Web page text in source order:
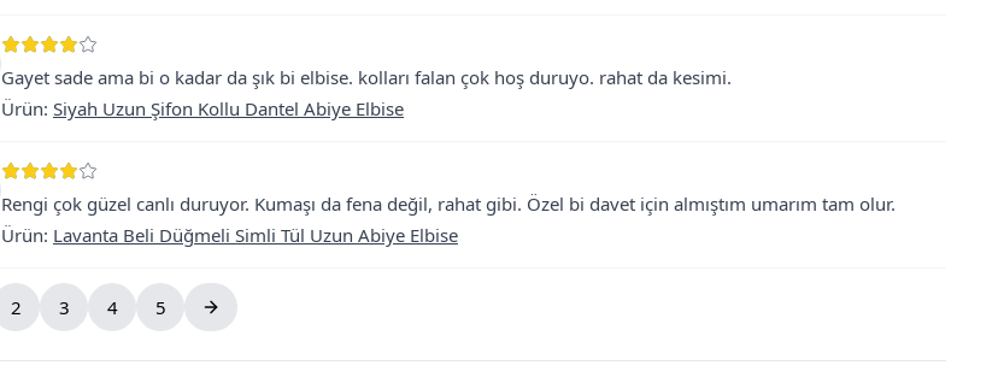
Gayet sade ama bi o kadar da şık bi elbise. kolları falan çok hoş duruyo. rahat da kesimi.
Ürün: Siyah Uzun Şifon Kollu Dantel Abiye Elbise
Rengi çok güzel canlı duruyor. Kumaşı da fena değil, rahat gibi. Özel bi davet için almıştım umarım tam olur.
Ürün: Lavanta Beli Düğmeli Simli Tül Uzun Abiye Elbise
2 3 4 5